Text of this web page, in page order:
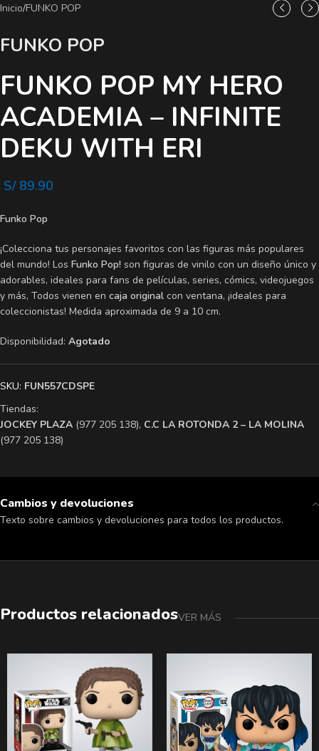
Inicio/FUNKO POP
FUNKO POP
FUNKO POP MY HERO
ACADEMIA – INFINITE
DEKU WITH ERI
S/89.90
Funko Pop
¡Colecciona tus personajes favoritos con las figuras más populares
del mundo! Los Funko Pop! son figuras de vinilo con un diseño único y
adorables, ideales para fans de películas, series, cómics, videojuegos
y más, Todos vienen en caja original con ventana, ¡ideales para
coleccionistas! Medida aproximada de 9 a 10 cm.
Disponibilidad: Agotado
SKU: FUN557CDSPE
Tiendas:
​JOCKEY PLAZA (977 205 138), ​C.C LA ROTONDA 2 – LA MOLINA
(977 205 138)
Cambios y devoluciones
Texto sobre cambios y devoluciones para todos los productos.
Productos relacionadosVER MÁS